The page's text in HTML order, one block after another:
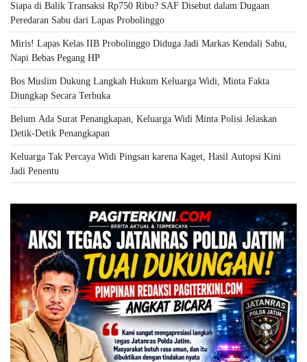
Siapa di Balik Transaksi Rp750 Ribu? SAF Disebut dalam Dugaan
Peredaran Sabu dari Lapas Probolinggo
Miris! Lapas Kelas IIB Probolinggo Diduga Jadi Markas Kendali Sabu,
Napi Bebas Pegang HP
Bos Muslim Dukung Langkah Hukum Keluarga Widi, Minta Fakta
Diungkap Secara Terbuka
Belum Ada Surat Penangkapan, Keluarga Widi Minta Polisi Jelaskan
Detik-Detik Penangkapan
Keluarga Tak Percaya Widi Pingsan karena Kaget, Hasil Autopsi Kini
Jadi Penentu